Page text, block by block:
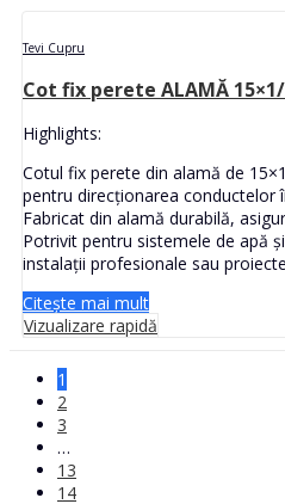
Tevi Cupru
Cot fix perete ALAMĂ
Highlights:
Cotul fix perete din alamă de
pentru direcționarea conductelor
Fabricat din alamă durabilă,
Potrivit pentru sistemele de apă
instalații profesionale sau
Citește mai mult
Vizualizare rapidă
1
2
3
…
13
14